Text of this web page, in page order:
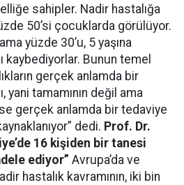
sahipler. Nadir hastalığa
50’si çocuklarda görülüyor.
yüzde 30’u, 5 yaşına
kaybediyorlar. Bunun temel
gerçek anlamda bir
yani tamamının değil ama
gerçek anlamda bir tedaviye
dedi. Prof. Dr.
16 kişiden bir tanesi
ediyor” Avrupa’da ve
hastalık kavramının, iki bin